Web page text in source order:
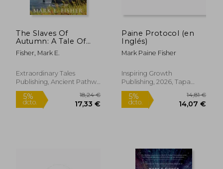
5%
dcto. 15,48 € 29,63
The Slaves Of
Autumn: A Tale Of
Stolen Love In
Ancient, Celtic Ireland
Fisher, Mark E.
Extraordinary Tales
Publishing, Ancient Pathw,
Tapa Blanda, Nuevo
Paine Protocol (en
Inglés)
Mark Paine Fisher
Inspiring Growth
Publishing, 2026, Tapa
Blanda, Nuevo